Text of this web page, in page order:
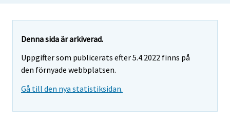
Denna sida är arkiverad.
Uppgifter som publicerats efter 5.4.2022 finns på
den förnyade webbplatsen.
Gå till den nya statistiksidan.